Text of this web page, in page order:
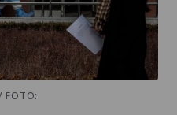
FOTO: